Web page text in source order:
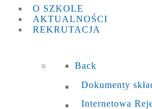
O SZKOLE
AKTUALNOŚCI
REKRUTACJA
Back
Dokumenty
Internetowa